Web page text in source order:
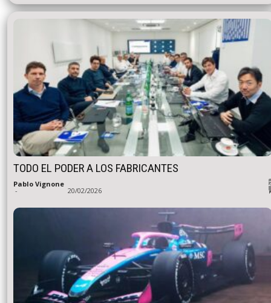
TODO EL PODER A LOS FABRICANTES
Pablo Vignone
- 20/02/2026